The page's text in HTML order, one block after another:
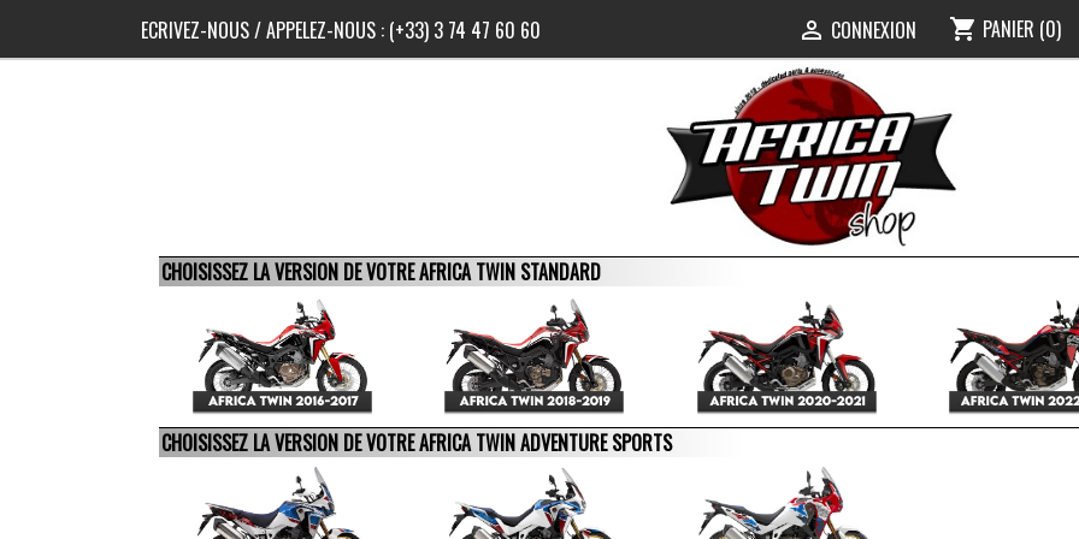
ECRIVEZ-NOUS/ APPELEZ-NOUS : (+33) 3 74 47 60 60  CONNEXION shopping_cart PANIER (0)
CHOISISSEZ LA VERSION DE VOTRE AFRICA TWIN STANDARD
CHOISISSEZ LA VERSION DE VOTRE AFRICA TWIN ADVENTURE SPORTS